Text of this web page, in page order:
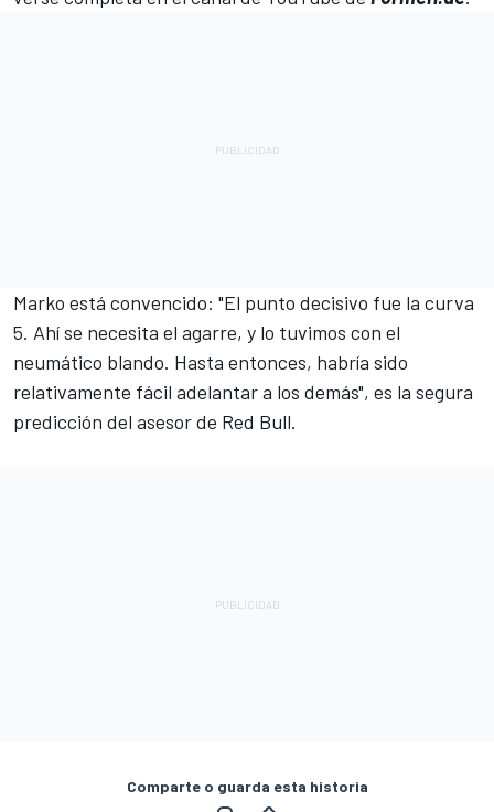
Marko está convencido: "El punto decisivo fue la curva
5. Ahí se necesita el agarre, y lo tuvimos con el
neumático blando. Hasta entonces, habría sido
relativamente fácil adelantar a los demás", es la segura
predicción del asesor de Red Bull.
Comparte o guarda esta historia